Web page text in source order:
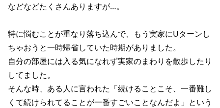
などなどたくさんありますが…。
特に悩むことが重なり落ち込んで、もう実家にUターンし
ちゃおうと一時帰省していた時期がありました。
自分の部屋には入る気になれず実家のまわりを散歩したり
してました。
そんな時、ある人に言われた「続けることこそ、一番難し
くて続けられてることが一番すごいことなんだよ」という